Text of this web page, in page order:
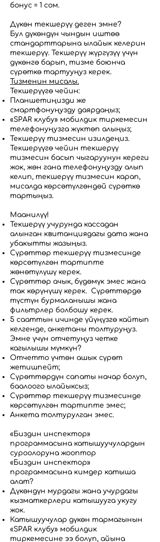
бонус = 1 сом.
Дүкөн текшерүү деген эмне?
Бул дүкөндүн чындын иштөө
стандарттарына ылайык келерин
текшерүү. Текшерүү жүргүзүү үчүн
дүкөнгө барып, тизме боюнча
сүрөткө тартууңуз керек.
Тизменин мисалы.
Текшерүүгө чейин:
Планшетиңизди же
смартфонуңузду даярдаңыз;
«SPAR клубу» мобилдик тиркемесин
телефонуңузга жүктөп алыңыз;
Текшерүү тизмесин изилдеңиз.
Текшерүүгө чейин текшерүү
тизмесин басып чыгаруунун кереги
жок, жөн гана телефонуңузду алып
келип, текшерүү тизмесин карап,
мисалда көрсөтүлгөндөй сүрөткө
тартыңыз.
Маанилүү!
Текшерүү учурунда кассадан
алынган квитанциядагы дата жана
убакытты жазыңыз.
Сүрөттөр текшерүү тизмесинде
көрсөтүлгөн тартипте
жөнөтүлүшү керек.
Сүрөттөр ачык, бүдөмүк эмес жана
так көрүнүшү керек. Сүрөттөрдө
түстүн бурмаланышы жана
фильтрлер болбошу керек.
5 сааттын ичинде үйүңүзгө кайтып
келгенде, анкетаны толтуруңуз.
Эмне үчүн отчетуңуз четке
кагылышы мүмкүн?
Отчетто үчтөн ашык сүрөт
жетишпейт;
Сүрөттөрдүн сапаты начар болуп,
баалоого ылайыксыз;
Сүрөттөр текшерүү тизмесинде
көрсөтүлгөн тартипте эмес;
Анкета толтурулган эмес.
«Биздин инспектор»
программасына катышуучулардын
суроолоруна жооптор
«Биздин инспектор»
программасына кимдер катыша
алат?
Дүкөндүн мурдагы жана учурдагы
кызматкерлери катышууга укугу
жок.
Катышуучулар дүкөн тармагынын
«SPAR клубу» мобилдик
тиркемесине ээ болуп, айына